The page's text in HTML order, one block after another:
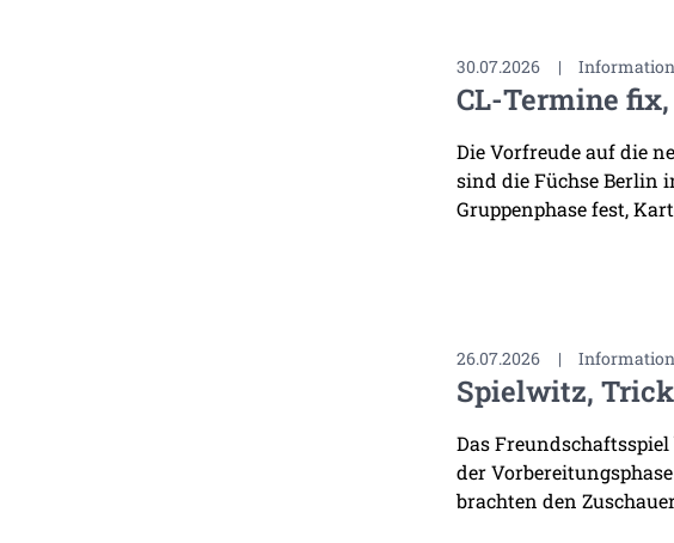
30.07.2026 | Information
CL-Termine
Die Vorfreude auf die
sind die Füchse Berlin
Gruppenphase fest,
26.07.2026 | Information
Spielwitz,
Das
der
brachten den